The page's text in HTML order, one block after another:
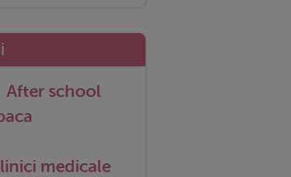
After school
medicale